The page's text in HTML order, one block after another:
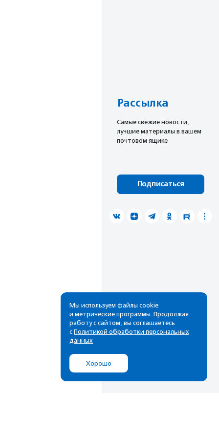
Рассылка
Cамые свежие новости,
лучшие материалы в вашем
почтовом ящике
Подписаться
Мы используем файлы cookie
и метрические программы. Продолжая
работу с сайтом, вы соглашаетесь
с Политикой обработки персональных
данных
Хорошо